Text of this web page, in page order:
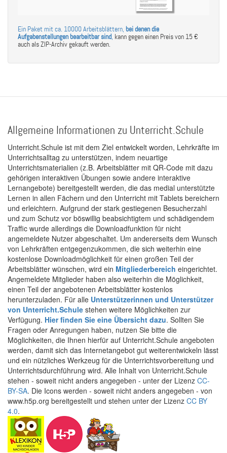
Ein Paket mit ca. 10000 Arbeitsblättern, bei denen die
Aufgabenstellungen bearbeitbar sind, kann gegen einen Preis von 15 €
auch als ZIP-Archiv gekauft werden.
Allgemeine Informationen zu Unterricht.Schule
Unterricht.Schule ist mit dem Ziel entwickelt worden, Lehrkräfte im
Unterrichtsalltag zu unterstützen, indem neuartige
Unterrichtsmaterialien (z.B. Arbeitsblätter mit QR-Code mit dazu
gehörigen interaktiven Übungen sowie andere interaktive
Lernangebote) bereitgestellt werden, die das medial unterstützte
Lernen in allen Fächern und den Unterricht mit Tablets bereichern
und erleichtern. Aufgrund der stark gestiegenen Besucherzahl
und zum Schutz vor böswillig beabsichtigtem und schädigendem
Traffic wurde allerdings die Downloadfunktion für nicht
angemeldete Nutzer abgeschaltet. Um andererseits dem Wunsch
von Lehrkräften entgegenzukommen, die sich weiterhin eine
kostenlose Downloadmöglichkeit für einen großen Teil der
Arbeitsblätter wünschen, wird ein Mitgliederbereich eingerichtet.
Angemeldete Mitglieder haben also weiterhin die Möglichkeit,
einen Teil der angebotenen Arbeitsblätter kostenlos
herunterzuladen. Für alle Unterstützerinnen und Unterstützer
von Unterricht.Schule stehen weitere Möglichkeiten zur
Verfügung. Hier finden Sie eine Übersicht dazu. Sollten Sie
Fragen oder Anregungen haben, nutzen Sie bitte die
Möglichkeiten, die Ihnen hierfür auf Unterricht.Schule angeboten
werden, damit sich das Internetangebot gut weiterentwickeln lässt
und ein nützliches Werkzeug für die Unterrichtsvorbereitung und
Unterrichtsdurchführung wird. Alle Inhalt von Unterricht.Schule
stehen - soweit nicht anders angegeben - unter der Lizenz CC-
BY-SA. Die Icons werden - soweit nicht anders angegeben - von
www.h5p.org bereitgestellt und stehen unter der Lizenz CC BY
4.0.